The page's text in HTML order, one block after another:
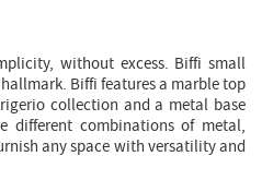
without excess. Biffi small
Biffi features a marble top
collection and a metal base
different combinations of metal,
any space with versatility and